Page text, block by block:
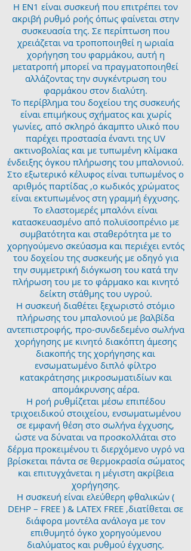
Η ΕΝ1 είναι συσκευή που επιτρέπει τον
ακριβή ρυθμό ροής όπως φαίνεται στην
συσκευασία της. Σε περίπτωση που
χρειάζεται να τροποποιηθεί η ωριαία
χορήγηση του φαρμάκου, αυτή η
μετατροπή μπορεί να πραγματοποιηθεί
αλλάζοντας την συγκέντρωση του
φαρμάκου στον διαλύτη.
Το περίβλημα του δοχείου της συσκευής
είναι επιμήκους σχήματος και χωρίς
γωνίες, από σκληρό άκαμπτο υλικό που
παρέχει προστασία έναντι της UV
ακτινοβολίας και με τυπωμένη κλίμακα
ένδειξης όγκου πλήρωσης του μπαλονιού.
Στο εξωτερικό κέλυφος είναι τυπωμένος ο
αριθμός παρτίδας ,ο κωδικός χρώματος
είναι εκτυπωμένος στη γραμμή έγχυσης.
Το ελαστομερές μπαλόνι είναι
κατασκευασμένο από πολυϊσοπρένιο με
συμβατότητα και σταθερότητα με το
χορηγούμενο σκεύασμα και περιέχει εντός
του δοχείου της συσκευής με οδηγό για
την συμμετρική διόγκωση του κατά την
πλήρωση του με το φάρμακο και κινητό
δείκτη στάθμης του υγρού.
Η συσκευή διαθέτει ξεχωριστό στόμιο
πλήρωσης του μπαλονιού με βαλβίδα
αντεπιστροφής, προ-συνδεδεμένο σωλήνα
χορήγησης με κινητό διακόπτη άμεσης
διακοπής της χορήγησης και
ενσωματωμένο διπλό φίλτρο
κατακράτησης μικροσωματιδίων και
απομάκρυνσης αέρα.
Η ροή ρυθμίζεται μέσω επιπέδου
τριχοειδικού στοιχείου, ενσωματωμένου
σε εμφανή θέση στο σωλήνα έγχυσης,
ώστε να δύναται να προσκολλάται στο
δέρμα προκειμένου τι διερχόμενο υγρό να
βρίσκεται πάντα σε θερμοκρασία σώματος
και επιτυγχάνεται η μέγιστη ακρίβεια
χορήγησης.
Η συσκευή είναι ελεύθερη φθαλικών (
DEHP – FREE ) & LATEX FREE ,διατίθεται σε
διάφορα μοντέλα ανάλογα με τον
επιθυμητό όγκο χορηγούμενου
διαλύματος και ρυθμού έγχυσης.